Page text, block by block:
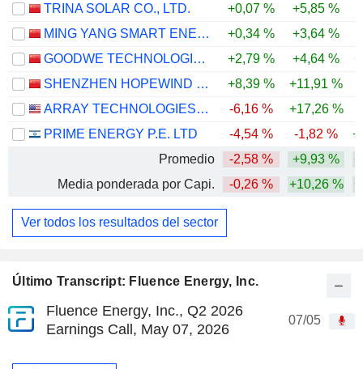
Último Transcript: Fluence Energy, Inc.
Fluence Energy, Inc., Q2 2026
Earnings Call, May 07, 2026
07/05
TRINA SOLAR CO., LTD.
+0,07 % +5,85 %
MING YANG SMART ENERGY GROUP LIMITED
+0,34 % +3,64 %
GOODWE TECHNOLOGIES CO., LTD.
+2,79 % +4,64 %
SHENZHEN HOPEWIND ELECTRIC CO., LTD.
+8,39 % +11,91 %
ARRAY TECHNOLOGIES, INC.
-6,16 % +17,26 %
PRIME ENERGY P.E. LTD
-4,54 % -1,82 %
Promedio
-2,58 % +9,93 %
Media ponderada por Capi.
-0,26 % +10,26 %
Ver todos los resultados del sector